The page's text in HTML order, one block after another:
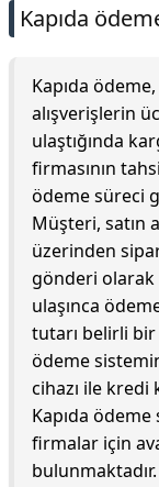
Kapıda
Kapıda
alışverişlerin
ulaştığında
firmasının
ödeme süreci
Müşteri, satın
üzerinden
gönderi olarak
ulaşınca
tutarı belirli bir
ödeme
cihazı ile kredi
Kapıda
firmalar için
bulunmaktadır.